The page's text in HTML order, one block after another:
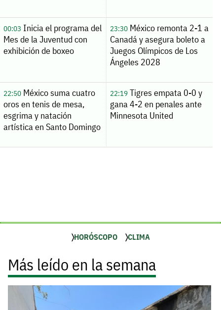
00:03 Inicia el programa del
Mes de la Juventud con
exhibición de boxeo
23:30México remonta 2-1 a
Canadá y asegura boleto a
Juegos Olímpicos de Los
Ángeles 2028
22:50México suma cuatro
oros en tenis de mesa,
esgrima y natación
artística en Santo Domingo
22:19Tigres empata 0-0 y
gana 4-2 en penales ante
Minnesota United
HORÓSCOPO CLIMA
Más leído en la semana